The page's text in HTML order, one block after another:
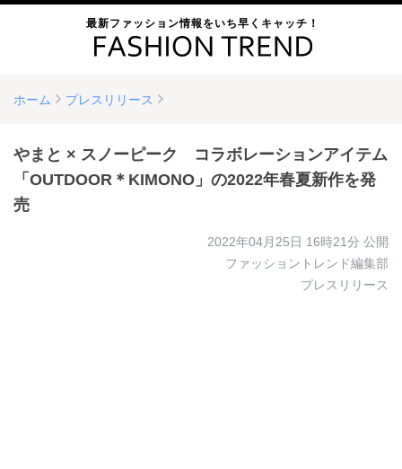
最新ファッション情報をいち早くキャッチ！
ホーム プレスリリース
やまと × スノーピーク コラボレーションアイテム
「OUTDOOR＊KIMONO」の2022年春夏新作を発
売
2022年04月25日 16時21分 公開
ファッショントレンド編集部
プレスリリース